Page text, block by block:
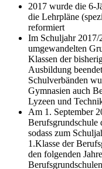
2017 wurde die 6-
die Lehrpläne
reformiert
Im Schuljahr 2017/
umgewandelten
Klassen der
Ausbildung
Schulverbänden
Gymnasien auch
Lyzeen und
Am 1. September
Berufsgrundschule
sodass zum
1.Klasse der
den folgenden